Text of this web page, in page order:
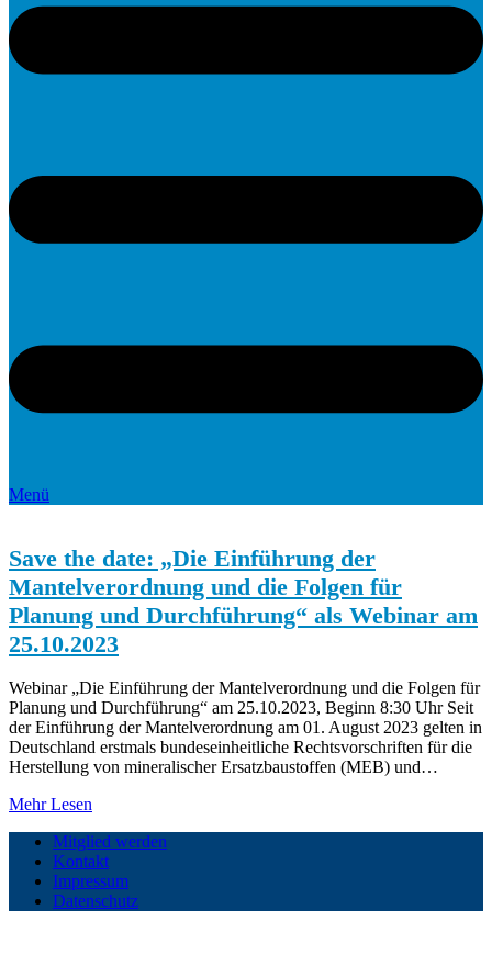
Menü
Save the date: „Die Einführung der
Mantelverordnung und die Folgen für
Planung und Durchführung“ als Webinar am
25.10.2023
Webinar „Die Einführung der Mantelverordnung und die Folgen für
Planung und Durchführung“ am 25.10.2023, Beginn 8:30 Uhr Seit
der Einführung der Mantelverordnung am 01. August 2023 gelten in
Deutschland erstmals bundeseinheitliche Rechtsvorschriften für die
Herstellung von mineralischer Ersatzbaustoffen (MEB) und…
Mehr Lesen
Mitglied werden
Kontakt
Impressum
Datenschutz